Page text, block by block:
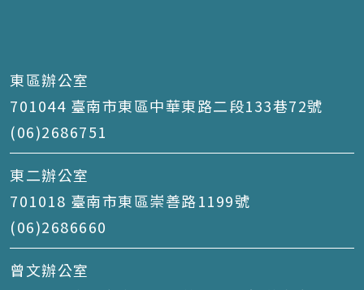
東區辦公室
701044 臺南市東區中華東路二段133巷72號
(06)2686751
東二辦公室
701018 臺南市東區崇善路1199號
(06)2686660
曾文辦公室